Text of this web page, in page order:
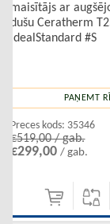
maisītājs ar
dušu Ceratherm
IdealStandard #S
PAŅEMT
Preces kods: 35346
€519,00 / gab.
€299,00/ gab.